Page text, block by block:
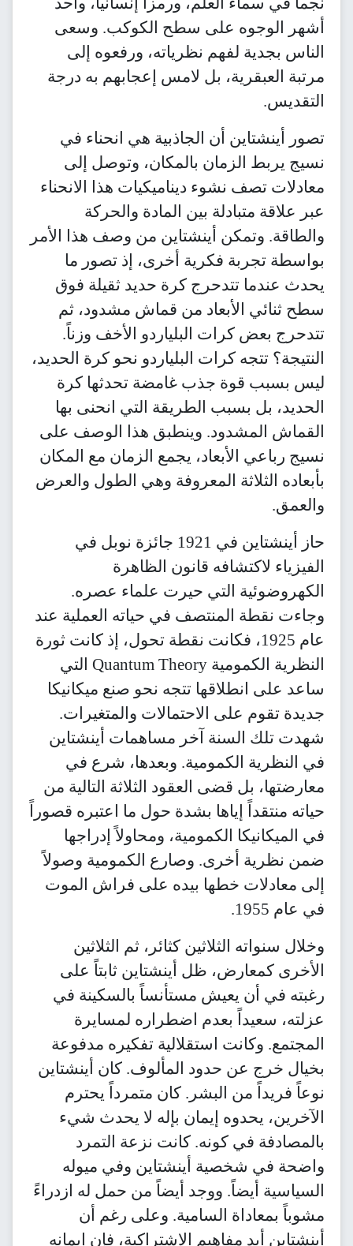
أشهر الوجوه على سطح الكوكب. وسعى
الناس بجدية لفهم نظرياته، ورفعوه إلى
مرتبة العبقرية، بل لامس إعجابهم به درجة
التقديس.
تصور أينشتاين أن الجاذبية هي انحناء في
نسيج يربط الزمان بالمكان، وتوصل إلى
معادلات تصف نشوء ديناميكيات هذا الانحناء
عبر علاقة متبادلة بين المادة والحركة
والطاقة. وتمكن أينشتاين من وصف هذا الأمر
بواسطة تجربة فكرية أخرى، إذ تصور ما
يحدث عندما تتدحرج كرة حديد ثقيلة فوق
سطح ثنائي الأبعاد من قماش مشدود، ثم
تتدحرج بعض كرات البلياردو الأخف وزناً.
النتيجة؟ تتجه كرات البلياردو نحو كرة الحديد،
ليس بسبب قوة جذب غامضة تحدثها كرة
الحديد، بل بسبب الطريقة التي انحنى بها
القماش المشدود. وينطبق هذا الوصف على
نسيج رباعي الأبعاد، يجمع الزمان مع المكان
بأبعاده الثلاثة المعروفة وهي الطول والعرض
والعمق.
حاز أينشتاين في 1921 جائزة نوبل في
الفيزياء لاكتشافه قانون الظاهرة
الكهروضوئية التي حيرت علماء عصره.
وجاءت نقطة المنتصف في حياته العملية عند
عام 1925، فكانت نقطة تحول، إذ كانت ثورة
النظرية الكمومية Quantum Theory التي
ساعد على انطلاقها تتجه نحو صنع ميكانيكا
جديدة تقوم على الاحتمالات والمتغيرات.
شهدت تلك السنة آخر مساهمات أينشتاين
في النظرية الكمومية. وبعدها، شرع في
معارضتها، بل قضى العقود الثلاثة التالية من
حياته منتقداً إياها بشدة حول ما اعتبره قصوراً
في الميكانيكا الكمومية، ومحاولاً إدراجها
ضمن نظرية أخرى. وصارع الكمومية وصولاً
إلى معادلات خطها بيده على فراش الموت
في عام 1955.
وخلال سنواته الثلاثين كثائر، ثم الثلاثين
الأخرى كمعارض، ظل أينشتاين ثابتاً على
رغبته في أن يعيش مستأنساً بالسكينة في
عزلته، سعيداً بعدم اضطراره لمسايرة
المجتمع. وكانت استقلالية تفكيره مدفوعة
بخيال خرج عن حدود المألوف. كان أينشتاين
نوعاً فريداً من البشر. كان متمرداً يحترم
الآخرين، يحدوه إيمان بإله لا يحدث شيء
بالمصادفة في كونه. كانت نزعة التمرد
واضحة في شخصية أينشتاين وفي ميوله
السياسية أيضاً. ووجد أيضاً من حمل له ازدراءً
مشوباً بمعاداة السامية. وعلى رغم أن
أينشتاين أيد مفاهيم الاشتراكية، فإن إيمانه